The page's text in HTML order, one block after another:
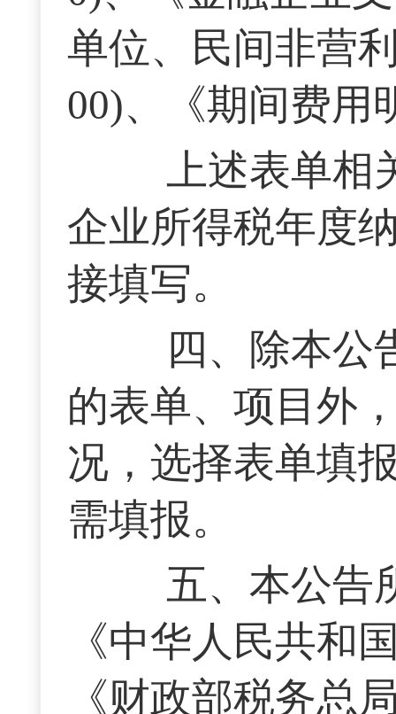
单位、民间非营
00)、《期间费用
上述表单相
企业所得税年度
接填写。
四、除本公
的表单、项目外
况，选择表单填
需填报。
五、本公告
《中华人民共和
《财政部税务总